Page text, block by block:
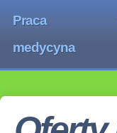
Praca
medycyna